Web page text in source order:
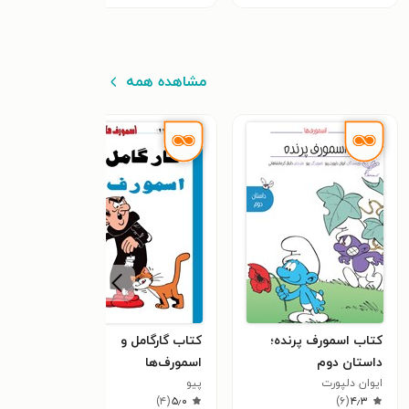
مشاهده همه
کتاب اسمورف پرنده؛
داستان دوم
ایوان دلپورت
۴٫۳(۶)
کتاب گارگامل و
اسمورف‌ها
پیو
۵٫۰(۴)